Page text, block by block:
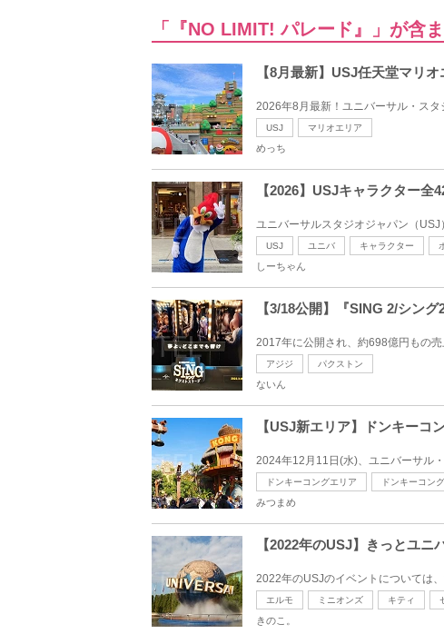
「『NO LIMIT! パレード』」が含
【8月最新】USJ任天堂マリ
2026年8月最新！ユニバーサル・スタ
USJ マリオエリア
めっち
【2026】USJキャラクター
ユニバーサルスタジオジャパン（
USJ ユニバ キャラクター
しーちゃん
【3/18公開】『SING 2/シン
2017年に公開され、約698億円もの
アジジ パクストン
ないん
【USJ新エリア】ドンキー
2024年12月11日(水)、ユニバーサル
ドンキーコングエリア ドンキーコング
みつまめ
【2022年のUSJ】きっとユ
2022年のUSJのイベントについては
エルモ ミニオンズ キティ
きのこ。